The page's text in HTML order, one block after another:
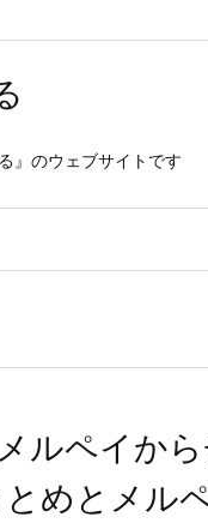
』のウェブサイトです
ルペイか
めとメル